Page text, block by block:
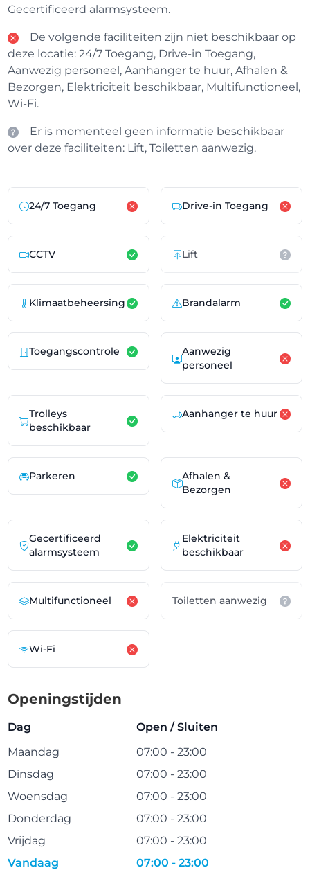
Gecertificeerd alarmsysteem.
De volgende faciliteiten zijn niet beschikbaar op
deze locatie: 24/7 Toegang, Drive-in Toegang,
Aanwezig personeel, Aanhanger te huur, Afhalen &
Bezorgen, Elektriciteit beschikbaar, Multifunctioneel,
Wi-Fi.
Er is momenteel geen informatie beschikbaar
over deze faciliteiten: Lift, Toiletten aanwezig.
24/7 Toegang Drive-in Toegang
CCTV Lift
Klimaatbeheersing Brandalarm
Toegangscontrole
Aanwezig
personeel
Trolleys
beschikbaar
Aanhanger te huur
Parkeren
Afhalen &
Bezorgen
Gecertificeerd
alarmsysteem
Elektriciteit
beschikbaar
Multifunctioneel Toiletten aanwezig
Wi-Fi
Openingstijden
Dag
Open / Sluiten
Maandag
07:00 - 23:00
Dinsdag
07:00 - 23:00
Woensdag
07:00 - 23:00
Donderdag
07:00 - 23:00
Vrijdag
07:00 - 23:00
Vandaag
07:00 - 23:00